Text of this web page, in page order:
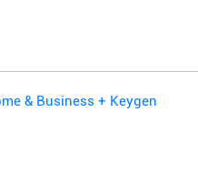
& Business + Keygen